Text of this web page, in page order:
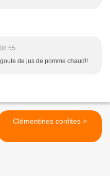
de jus de pomme chaud!!
Clémentines confites >